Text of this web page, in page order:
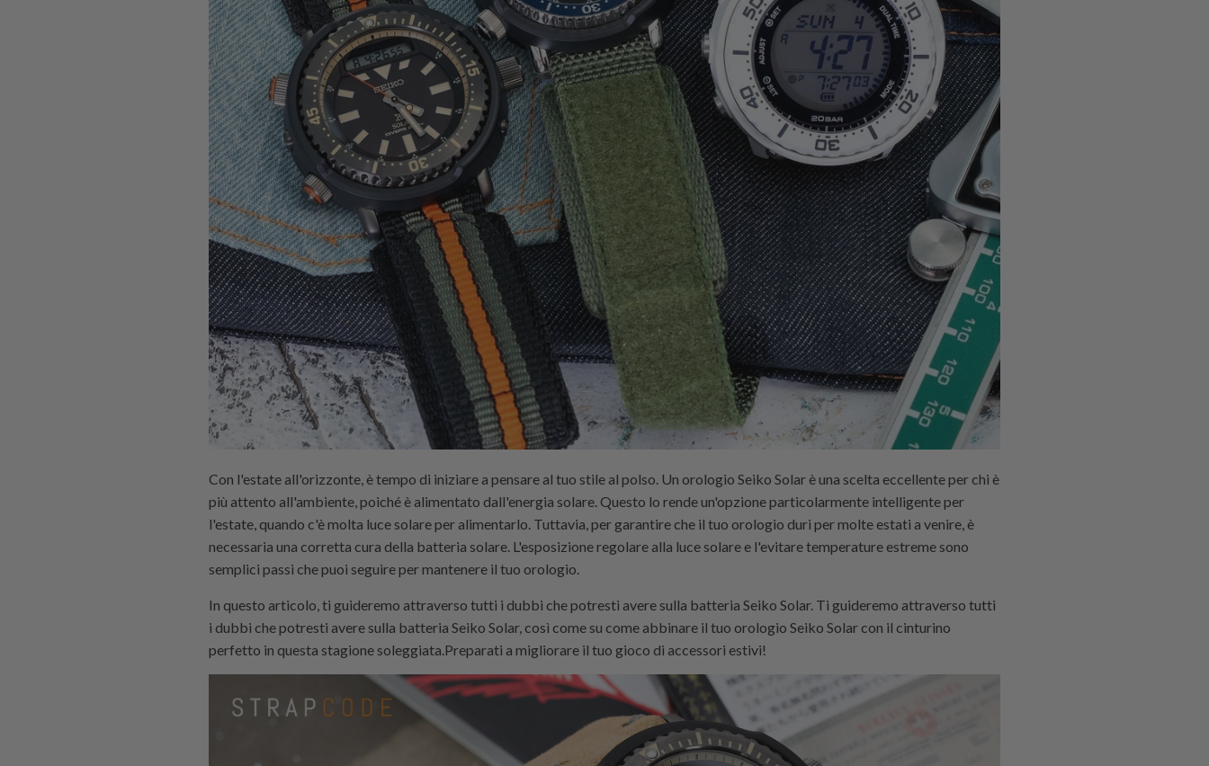
Con l'estate all'orizzonte, è tempo di iniziare a pensare al tuo stile al polso. Un orologio Seiko Solar è una scelta eccellente per chi è
più attento all'ambiente, poiché è alimentato dall'energia solare. Questo lo rende un'opzione particolarmente intelligente per
l'estate, quando c'è molta luce solare per alimentarlo. Tuttavia, per garantire che il tuo orologio duri per molte estati a venire, è
necessaria una corretta cura della batteria solare. L'esposizione regolare alla luce solare e l'evitare temperature estreme sono
semplici passi che puoi seguire per mantenere il tuo orologio.
In questo articolo, ti guideremo attraverso tutti i dubbi che potresti avere sulla batteria Seiko Solar. Ti guideremo attraverso tutti
i dubbi che potresti avere sulla batteria Seiko Solar, così come su come abbinare il tuo orologio Seiko Solar con il cinturino
perfetto in questa stagione soleggiata.Preparati a migliorare il tuo gioco di accessori estivi!